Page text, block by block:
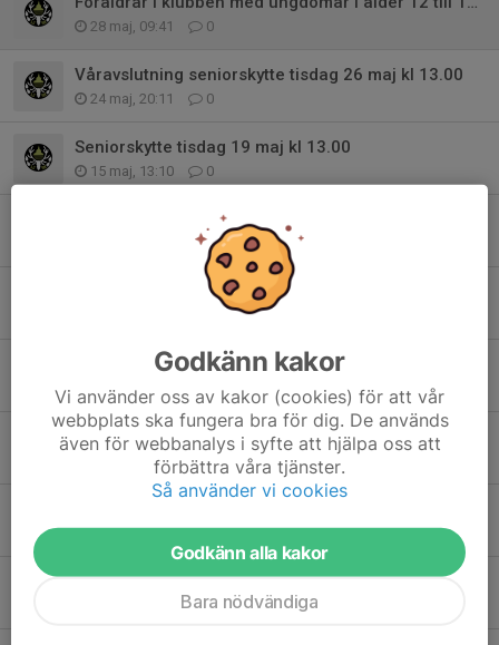
28 maj, 09:41 0
Våravslutning seniorskytte tisdag 26 maj kl 13.00
24 maj, 20:11 0
Seniorskytte tisdag 19 maj kl 13.00
15 maj, 13:10 0
Wirebyte på grisbanan klart. Klart för att skjuta.
0
Seniorskytte tisdag 12 maj kl 13.00
5 maj, 13:40
Seniorskytte tisdag 5 maj kl 13.00
3 maj, 12:54 0
25 apr, 22:14 0
Seniorskytte på älgbanan tisdag 21 april kl 13.00
0
Godkänn kakor
Vi använder oss av kakor (cookies) för att vår
webbplats ska fungera bra för dig. De används
även för webbanalys i syfte att hjälpa oss att
förbättra våra tjänster.
Så använder vi cookies
Godkänn alla kakor
Bara nödvändiga